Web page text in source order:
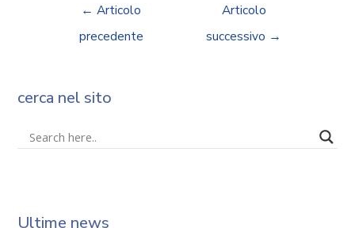
← Articolo
precedente
Articolo
successivo →
cerca nel sito
Ultime news